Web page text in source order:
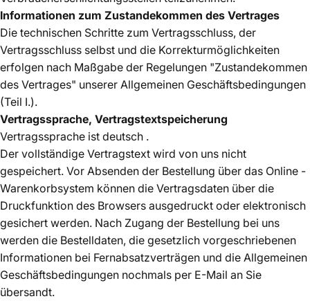
Informationen zum Zustandekommen des Vertrages
Die technischen Schritte zum Vertragsschluss, der
Vertragsschluss selbst und die Korrekturmöglichkeiten
erfolgen nach Maßgabe der Regelungen "Zustandekommen
des Vertrages" unserer Allgemeinen Geschäftsbedingungen
(Teil I.).
Vertragssprache, Vertragstextspeicherung
Vertragssprache ist deutsch .
Der vollständige Vertragstext wird von uns nicht
gespeichert. Vor Absenden der Bestellung über das Online -
Warenkorbsystem können die Vertragsdaten über die
Druckfunktion des Browsers ausgedruckt oder elektronisch
gesichert werden. Nach Zugang der Bestellung bei uns
werden die Bestelldaten, die gesetzlich vorgeschriebenen
Informationen bei Fernabsatzverträgen und die Allgemeinen
Geschäftsbedingungen nochmals per E-Mail an Sie
übersandt.